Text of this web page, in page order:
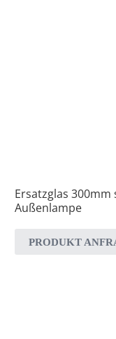
Ersatzglas
Außenlampe
PRODUKT